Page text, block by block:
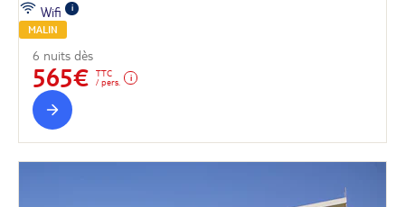
Wifi
MALIN
6 nuits dès
565€
TTC
/ pers.